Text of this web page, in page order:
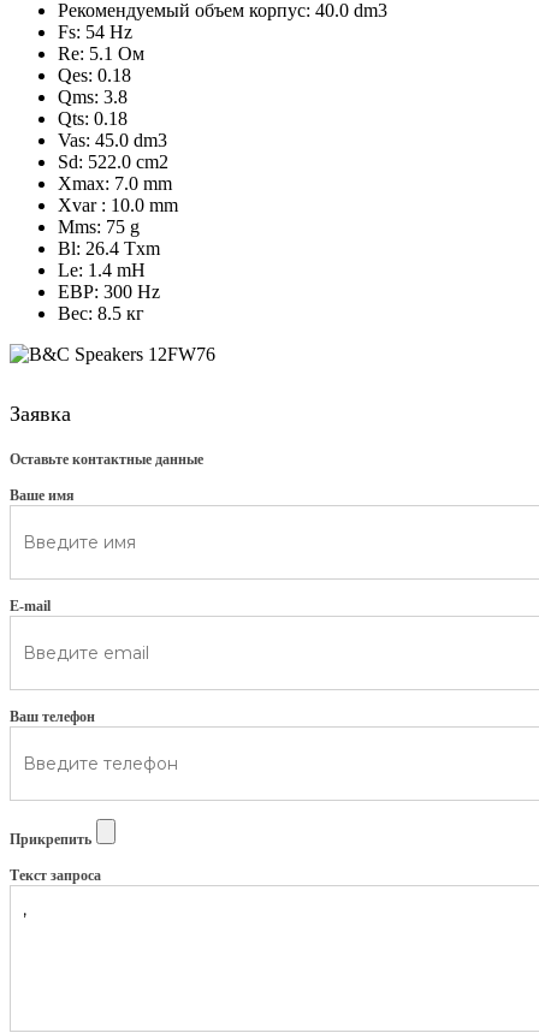
Рекомендуемый объем корпус: 40.0 dm3
Fs: 54 Hz
Re: 5.1 Ом
Qes: 0.18
Qms: 3.8
Qts: 0.18
Vas: 45.0 dm3
Sd: 522.0 cm2
Xmax: 7.0 mm
Xvar : 10.0 mm
Mms: 75 g
Bl: 26.4 Txm
Le: 1.4 mH
EBP: 300 Hz
Вес: 8.5 кг
Заявка
Оставьте контактные данные
Ваше имя
E-mail
Ваш телефон
Прикрепить
Текст запроса